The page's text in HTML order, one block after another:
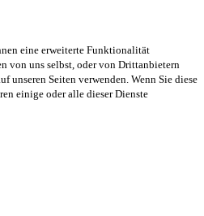
eine erweiterte Funktionalität
von uns selbst, oder von Drittanbietern
unseren Seiten verwenden. Wenn Sie diese
einige oder alle dieser Dienste